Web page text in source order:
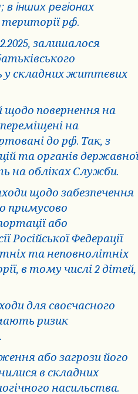
інших регіонах
території рф.
залишалося
у складних життєвих
повернення на
на
до рф. Так, з
та органів
на обліках Служби.
щодо забезпечення
примусово
або
Російської Федерації
та неповнолітніх
в тому числі 2 дітей,
для своєчасного
ризик
або загрози його
в складних
насильства.